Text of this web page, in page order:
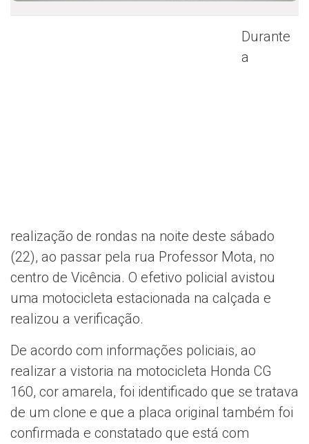
Durante
a
realização de rondas na noite deste sábado
(22), ao passar pela rua Professor Mota, no
centro de Vicência. O efetivo policial avistou
uma motocicleta estacionada na calçada e
realizou a verificação.
De acordo com informações policiais, ao
realizar a vistoria na motocicleta Honda CG
160, cor amarela, foi identificado que se tratava
de um clone e que a placa original também foi
confirmada e constatado que está com